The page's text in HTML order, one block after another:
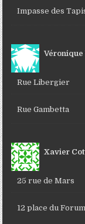
Impasse des
Véronique
Rue Libergier
Rue Gambetta
Xavier
25 rue de Mars
12 place du Forum